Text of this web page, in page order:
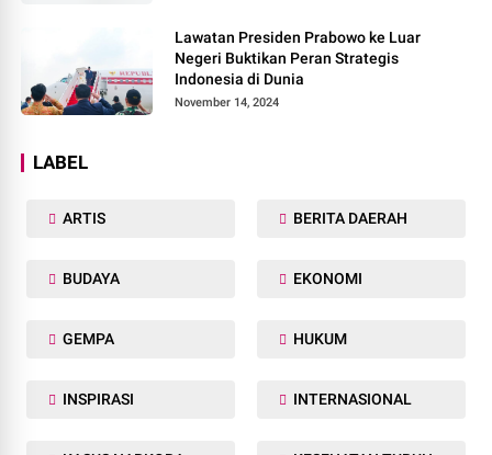
Lawatan Presiden Prabowo ke Luar
Negeri Buktikan Peran Strategis
Indonesia di Dunia
November 14, 2024
LABEL
ARTIS BERITA DAERAH
BUDAYA EKONOMI
GEMPA HUKUM
INSPIRASI INTERNASIONAL